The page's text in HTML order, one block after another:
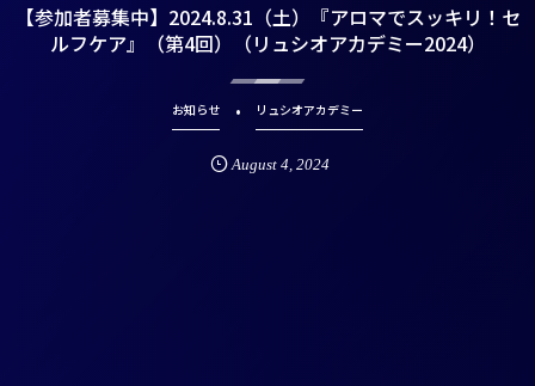
【参加者募集中】2024.8.31（土）『アロマでスッキリ！セ
ルフケア』（第4回）（リュシオアカデミー2024）
お知らせ リュシオアカデミー
August 4, 2024